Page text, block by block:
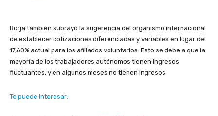
Borja también subrayó la sugerencia del organismo internacional
de establecer cotizaciones diferenciadas y variables en lugar del
17,60% actual para los afiliados voluntarios. Esto se debe a que la
mayoría de los trabajadores autónomos tienen ingresos
fluctuantes, y en algunos meses no tienen ingresos.
Te puede interesar: